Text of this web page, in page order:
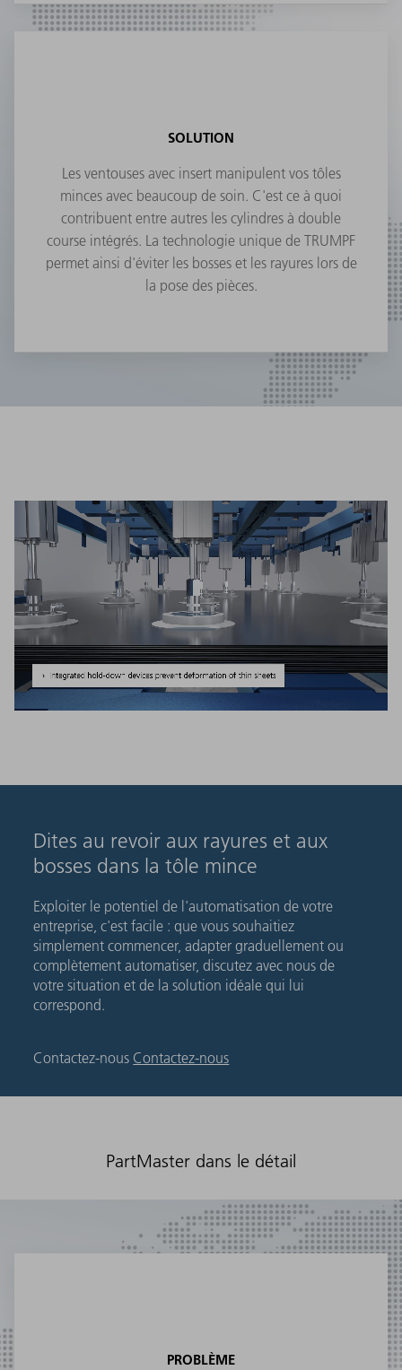
SOLUTION
Les ventouses avec insert manipulent vos tôles
minces avec beaucoup de soin. C'est ce à quoi
contribuent entre autres les cylindres à double
course intégrés. La technologie unique de TRUMPF
permet ainsi d'éviter les bosses et les rayures lors de
la pose des pièces.
Dites au revoir aux rayures et aux
bosses dans la tôle mince
Exploiter le potentiel de l'automatisation de votre
entreprise, c'est facile : que vous souhaitiez
simplement commencer, adapter graduellement ou
complètement automatiser, discutez avec nous de
votre situation et de la solution idéale qui lui
correspond.
Contactez-nous Contactez-nous
PartMaster dans le détail
PROBLÈME